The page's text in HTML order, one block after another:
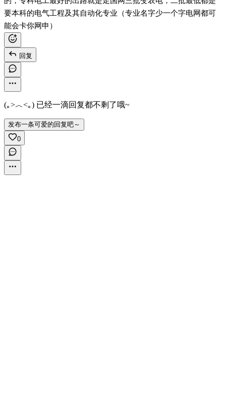
要本科的电气工程及其自动化专业（专业名字少一个字电网都可
能会卡你网申）
回复
(｡>︿<｡) 已经一滴回复都不剩了哦~
发布一条可爱的回复吧～
0